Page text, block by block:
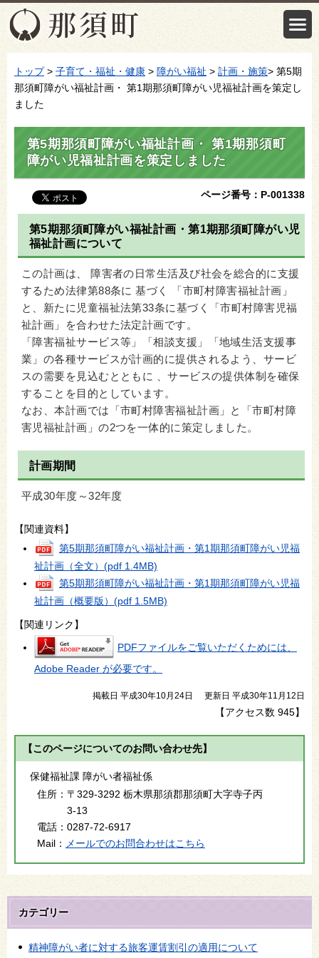
トップ> 子育て・福祉・健康 > 障がい福祉 > 計画・施策> 第5期
那須町障がい福祉計画・ 第1期那須町障がい児福祉計画を策定し
ました
第5期那須町障がい福祉計画・ 第1期那須町
障がい児福祉計画を策定しました
ページ番号：P-001338
第5期那須町障がい福祉計画・第1期那須町障がい児
福祉計画について
この計画は、 障害者の日常生活及び社会を総合的に支援
するため法律第88条に 基づく 「市町村障害福祉計画」
と、新たに児童福祉法第33条に基づく「市町村障害児福
祉計画」を合わせた法定計画です。
「障害福祉サービス等」「相談支援」「地域生活支援事
業」の各種サービスが計画的に提供されるよう、サービ
スの需要を見込むとともに 、サービスの提供体制を確保
することを目的としています。
なお、本計画では「市町村障害福祉計画」と「市町村障
害児福祉計画」の2つを一体的に策定しました。
計画期間
平成30年度～32年度
【関連資料】
第5期那須町障がい福祉計画・第1期那須町障がい児福
祉計画（全文） (pdf 1.4MB)
第5期那須町障がい福祉計画・第1期那須町障がい児福
祉計画（概要版） (pdf 1.5MB)
【関連リンク】
PDFファイルをご覧いただくためには、
Adobe Reader が必要です。
掲載日 平成30年10月24日 更新日 平成30年11月12日
【アクセス数 945】
【このページについてのお問い合わせ先】
保健福祉課 障がい者福祉係
住所： 〒329-3292 栃木県那須郡那須町大字寺子丙
3-13
電話： 0287-72-6917
Mail： メールでのお問合わせはこちら
カテゴリー
精神障がい者に対する旅客運賃割引の適用について